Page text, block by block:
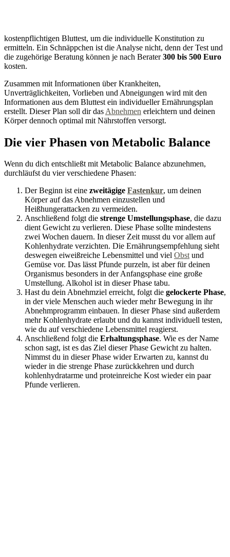
kostenpflichtigen Bluttest, um die individuelle Konstitution zu
ermitteln. Ein Schnäppchen ist die Analyse nicht, denn der Test und
die zugehörige Beratung können je nach Berater300 bis 500 Euro
kosten.
Zusammen mit Informationen über Krankheiten,
Unverträglichkeiten, Vorlieben und Abneigungen wird mit den
Informationen aus dem Bluttest ein individueller Ernährungsplan
erstellt. Dieser Plan soll dir das Abnehmen erleichtern und deinen
Körper dennoch optimal mit Nährstoffen versorgt.
Die vier Phasen von Metabolic Balance
Wenn du dich entschließt mit Metabolic Balance abzunehmen,
durchläufst du vier verschiedene Phasen:
Der Beginn ist eine zweitägige Fastenkur, um deinen
Körper auf das Abnehmen einzustellen und
Heißhungerattacken zu vermeiden.
Anschließend folgt die strenge Umstellungsphase, die dazu
dient Gewicht zu verlieren. Diese Phase sollte mindestens
zwei Wochen dauern. In dieser Zeit musst du vor allem auf
Kohlenhydrate verzichten. Die Ernährungsempfehlung sieht
deswegen eiweißreiche Lebensmittel und viel Obstund
Gemüse vor. Das lässt Pfunde purzeln, ist aber für deinen
Organismus besonders in der Anfangsphase eine große
Umstellung. Alkohol ist in dieser Phase tabu.
Hast du dein Abnehmziel erreicht, folgt die gelockerte Phase,
in der viele Menschen auch wieder mehr Bewegung in ihr
Abnehmprogramm einbauen. In dieser Phase sind außerdem
mehr Kohlenhydrate erlaubt und du kannst individuell testen,
wie du auf verschiedene Lebensmittel reagierst.
Anschließend folgt die Erhaltungsphase. Wie es der Name
schon sagt, ist es das Ziel dieser Phase Gewicht zu halten.
Nimmst du in dieser Phase wider Erwarten zu, kannst du
wieder in die strenge Phase zurückkehren und durch
kohlenhydratarme und proteinreiche Kost wieder ein paar
Pfunde verlieren.